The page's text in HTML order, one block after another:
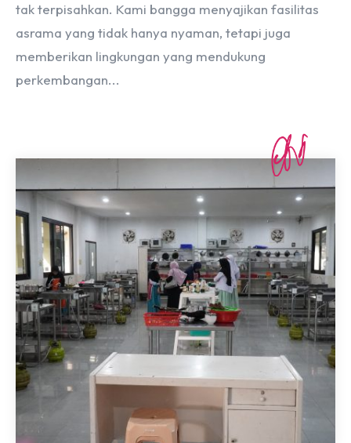
tak terpisahkan. Kami bangga menyajikan fasilitas
asrama yang tidak hanya nyaman, tetapi juga
memberikan lingkungan yang mendukung
perkembangan...